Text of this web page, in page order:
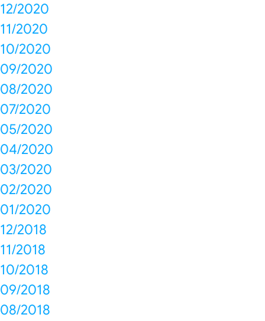
12/2020
11/2020
10/2020
09/2020
08/2020
07/2020
05/2020
04/2020
03/2020
02/2020
01/2020
12/2018
11/2018
10/2018
09/2018
08/2018